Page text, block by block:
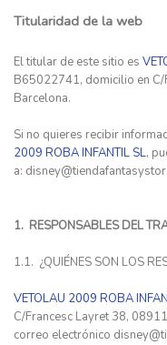
Titularidad de la web
El titular de este sitio es
B65022741, domicilio en
Barcelona.
Si no quieres recibir
2009 ROBA INFANTIL SL,
a:
1. RESPONSABLES DEL
1.1. ¿QUIÉNES SON LOS
VETOLAU 2009 ROBA
C/Francesc Layret 38,
correo electrónico